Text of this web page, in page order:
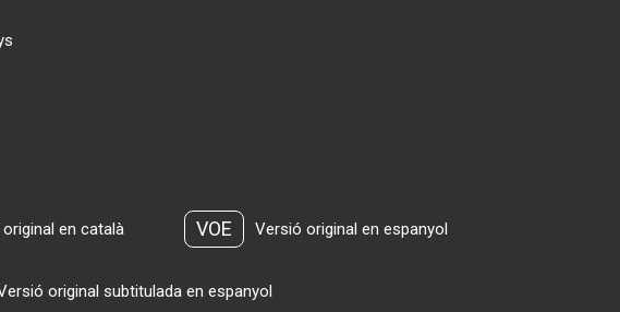
en català VOE Versió original en espanyol
original subtitulada en espanyol